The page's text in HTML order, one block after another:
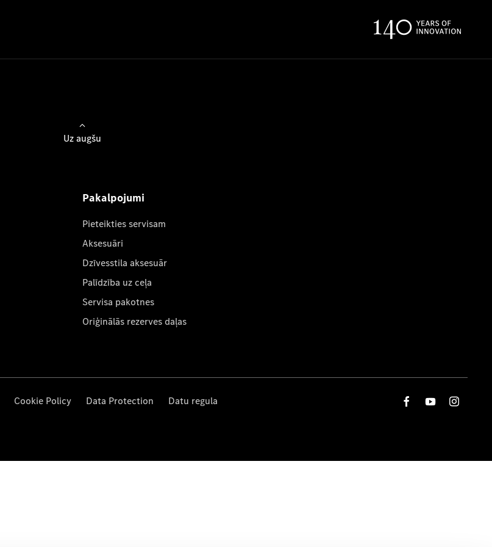
Uz augšu
Pakalpojumi
Pieteikties servisam
Aksesuāri
Dzīvesstila aksesuār
Palīdzība uz ceļa
Servisa pakotnes
Oriģinālās rezerves daļas
Cookie Policy Data Protection Datu regula